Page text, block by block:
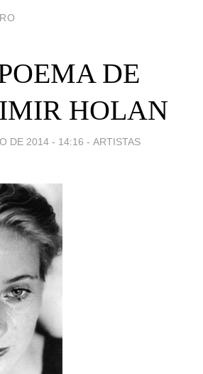
DE
HOLAN
DE 2014 - 14:16 - ARTISTAS